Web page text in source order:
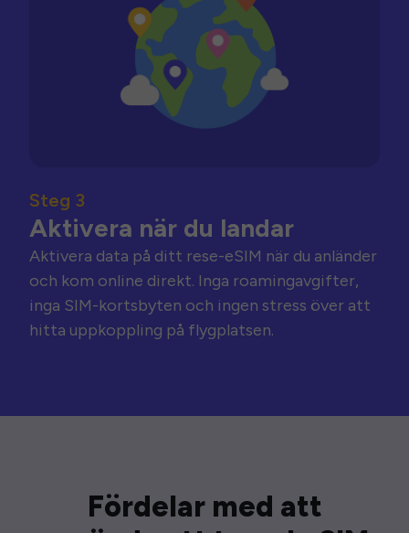
Steg 3
Aktivera när du landar
Aktivera data på ditt rese-eSIM när du anländer
och kom online direkt. Inga roamingavgifter,
inga SIM-kortsbyten och ingen stress över att
hitta uppkoppling på flygplatsen.
Fördelar med att